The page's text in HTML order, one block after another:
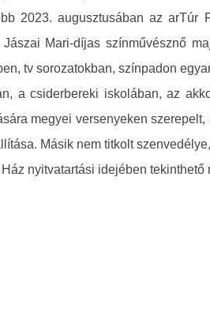
2023. augusztusában az
Mari-díjas színművésznő
tv sorozatokban, színpadon
a csiderbereki iskolában, az
megyei versenyeken
Másik nem titkolt
nyitvatartási idejében tekinthető